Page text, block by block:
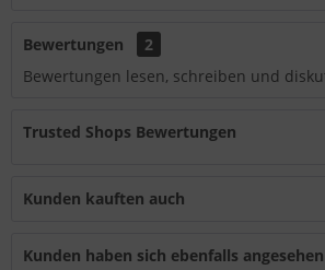
Bewertungen
2
Bewertungen lesen, schreiben und
Trusted Shops Bewertungen
Kunden kauften auch
Kunden haben sich ebenfalls angesehen